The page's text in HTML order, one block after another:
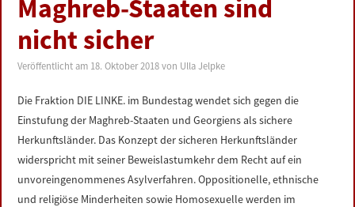
Maghreb-Staaten sind
nicht sicher
Veröffentlicht am 18. Oktober 2018 von Ulla Jelpke
Die Fraktion DIE LINKE. im Bundestag wendet sich gegen die
Einstufung der Maghreb-Staaten und Georgiens als sichere
Herkunftsländer. Das Konzept der sicheren Herkunftsländer
widerspricht mit seiner Beweislastumkehr dem Recht auf ein
unvoreingenommenes Asylverfahren. Oppositionelle, ethnische
und religiöse Minderheiten sowie Homosexuelle werden im